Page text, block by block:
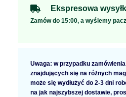
Ekspresowa
Zamów do 15:00, a wyślemy
Uwaga: w przypadku
znajdujących się na różnych
może się wydłużyć do 2-3 dni
na jak najszybszej dostawie,